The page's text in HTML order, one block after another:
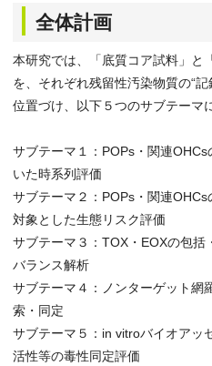
全体計画
本研究では、「底質コア試料」と
を、それぞれ残留性汚染物質の“
位置づけ、以下５つのサブテーマ
サブテーマ１：POPs・関連
いた時系列評価
サブテーマ２：POPs・関連
対象とした生態リスク評価
サブテーマ３：TOX・EOXの包括
バランス解析
サブテーマ４：ノンターゲット網
索・同定
サブテーマ５：in vitroバイオアッ
活性等の毒性同定評価